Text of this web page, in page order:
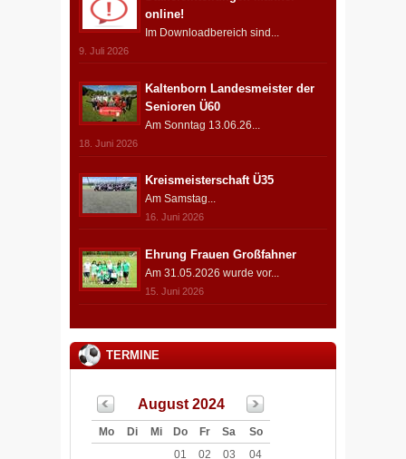
online!
Im Downloadbereich sind...
9. Juli 2026
Kaltenborn Landesmeister der
Senioren Ü60
Am Sonntag 13.06.26...
18. Juni 2026
Kreismeisterschaft Ü35
Am Samstag...
16. Juni 2026
Ehrung Frauen Großfahner
Am 31.05.2026 wurde vor...
15. Juni 2026
TERMINE
August 2024
Mo Di Mi Do Fr Sa
So
01
02 03
04